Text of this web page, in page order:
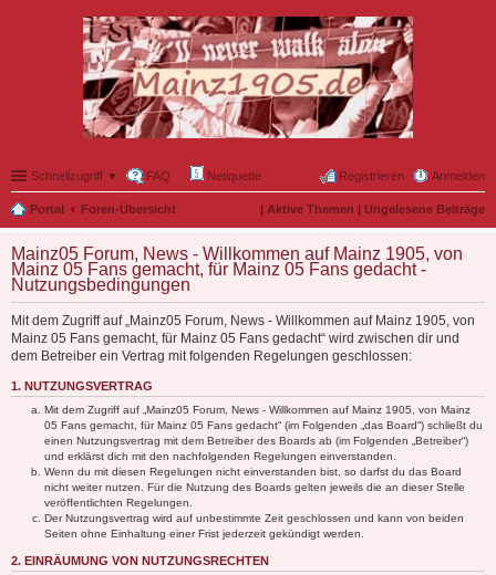
Schnellzugriff ▼ FAQ Netiquette Anmelden
Registrieren
Portal Foren-Übersicht | Aktive Themen | Ungelesene Beiträge
Mainz05 Forum, News - Willkommen auf Mainz 1905, von
Mainz 05 Fans gemacht, für Mainz 05 Fans gedacht -
Nutzungsbedingungen
Mit dem Zugriff auf „Mainz05 Forum, News - Willkommen auf Mainz 1905, von
Mainz 05 Fans gemacht, für Mainz 05 Fans gedacht“ wird zwischen dir und
dem Betreiber ein Vertrag mit folgenden Regelungen geschlossen:
1. NUTZUNGSVERTRAG
Mit dem Zugriff auf „Mainz05 Forum, News - Willkommen auf Mainz 1905, von Mainz
05 Fans gemacht, für Mainz 05 Fans gedacht“ (im Folgenden „das Board“) schließt du
einen Nutzungsvertrag mit dem Betreiber des Boards ab (im Folgenden „Betreiber“)
und erklärst dich mit den nachfolgenden Regelungen einverstanden.
Wenn du mit diesen Regelungen nicht einverstanden bist, so darfst du das Board
nicht weiter nutzen. Für die Nutzung des Boards gelten jeweils die an dieser Stelle
veröffentlichten Regelungen.
Der Nutzungsvertrag wird auf unbestimmte Zeit geschlossen und kann von beiden
Seiten ohne Einhaltung einer Frist jederzeit gekündigt werden.
2. EINRÄUMUNG VON NUTZUNGSRECHTEN